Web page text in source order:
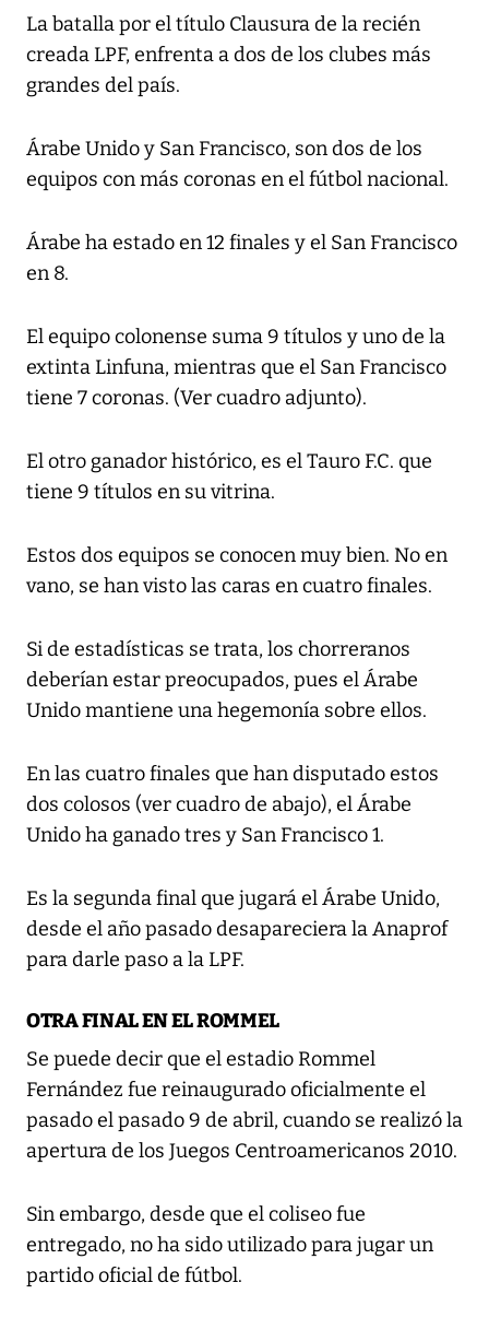
La batalla por el título Clausura de la recién
creada LPF, enfrenta a dos de los clubes más
grandes del país.
Árabe Unido y San Francisco, son dos de los
equipos con más coronas en el fútbol nacional.
Árabe ha estado en 12 finales y el San Francisco
en 8.
El equipo colonense suma 9 títulos y uno de la
extinta Linfuna, mientras que el San Francisco
tiene 7 coronas. (Ver cuadro adjunto).
El otro ganador histórico, es el Tauro F.C. que
tiene 9 títulos en su vitrina.
Estos dos equipos se conocen muy bien. No en
vano, se han visto las caras en cuatro finales.
Si de estadísticas se trata, los chorreranos
deberían estar preocupados, pues el Árabe
Unido mantiene una hegemonía sobre ellos.
En las cuatro finales que han disputado estos
dos colosos (ver cuadro de abajo), el Árabe
Unido ha ganado tres y San Francisco 1.
Es la segunda final que jugará el Árabe Unido,
desde el año pasado desapareciera la Anaprof
para darle paso a la LPF.
OTRA FINAL EN EL ROMMEL
Se puede decir que el estadio Rommel
Fernández fue reinaugurado oficialmente el
pasado el pasado 9 de abril, cuando se realizó la
apertura de los Juegos Centroamericanos 2010.
Sin embargo, desde que el coliseo fue
entregado, no ha sido utilizado para jugar un
partido oficial de fútbol.